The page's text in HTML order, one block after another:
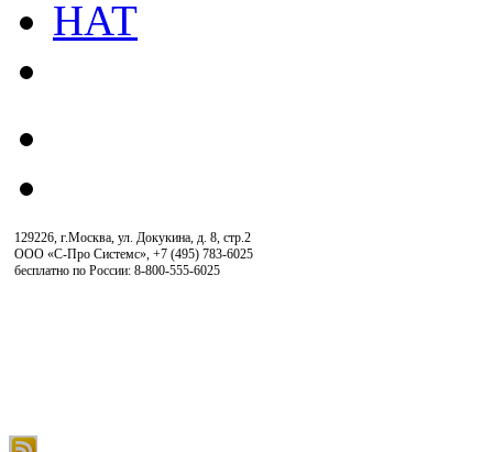
129226, г.Москва, ул. Докукина, д. 8, стр.2
ООО «С-Про Системс», +7 (495) 783-6025
бесплатно по России: 8-800-555-6025